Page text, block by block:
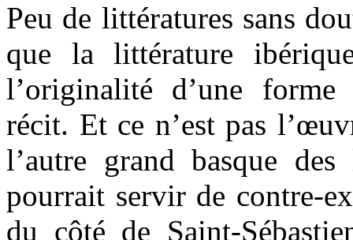
Peu de littératures sans
que la littérature
l’originalité d’une
récit. Et ce n’est pas
l’autre grand basque
pourrait servir de contre-
du côté de Saint-